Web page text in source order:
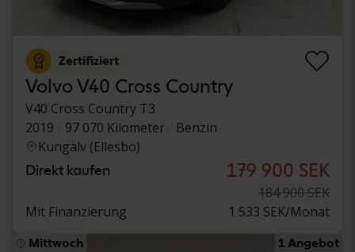
Zertifiziert
Volvo V40 Cross Country
V40 Cross Country T3
2019
97 070 Kilometer
Benzin
Kungälv (Ellesbo)
Direkt kaufen 179 900 SEK
184 900 SEK
Mit Finanzierung
1 533 SEK/Monat
Mittwoch 1 Angebot